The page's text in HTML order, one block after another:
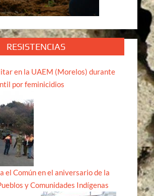
RESISTENCIAS
en la UAEM (Morelos) durante
por feminicidios
el Común en el aniversario de la
y Comunidades Indígenas